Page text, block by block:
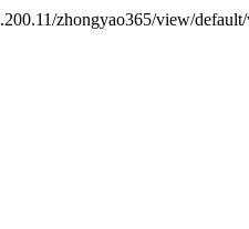
zhongyao365/view/default/